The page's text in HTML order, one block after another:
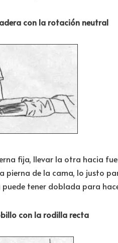
con la rotación neutral
fija, llevar la otra hacia
pierna de la cama, lo justo
tener doblada para
con la rodilla recta